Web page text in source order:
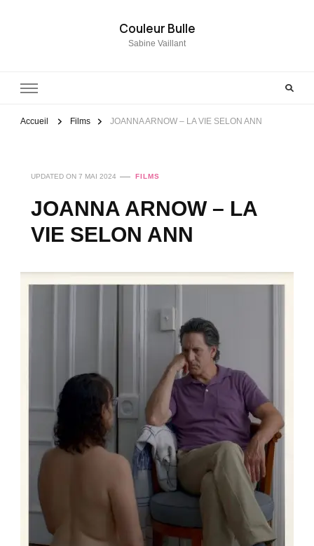
Couleur Bulle
Sabine Vaillant
Accueil Films JOANNA ARNOW – LA VIE SELON ANN
UPDATED ON 7 MAI 2024 FILMS
JOANNA ARNOW – LA
VIE SELON ANN